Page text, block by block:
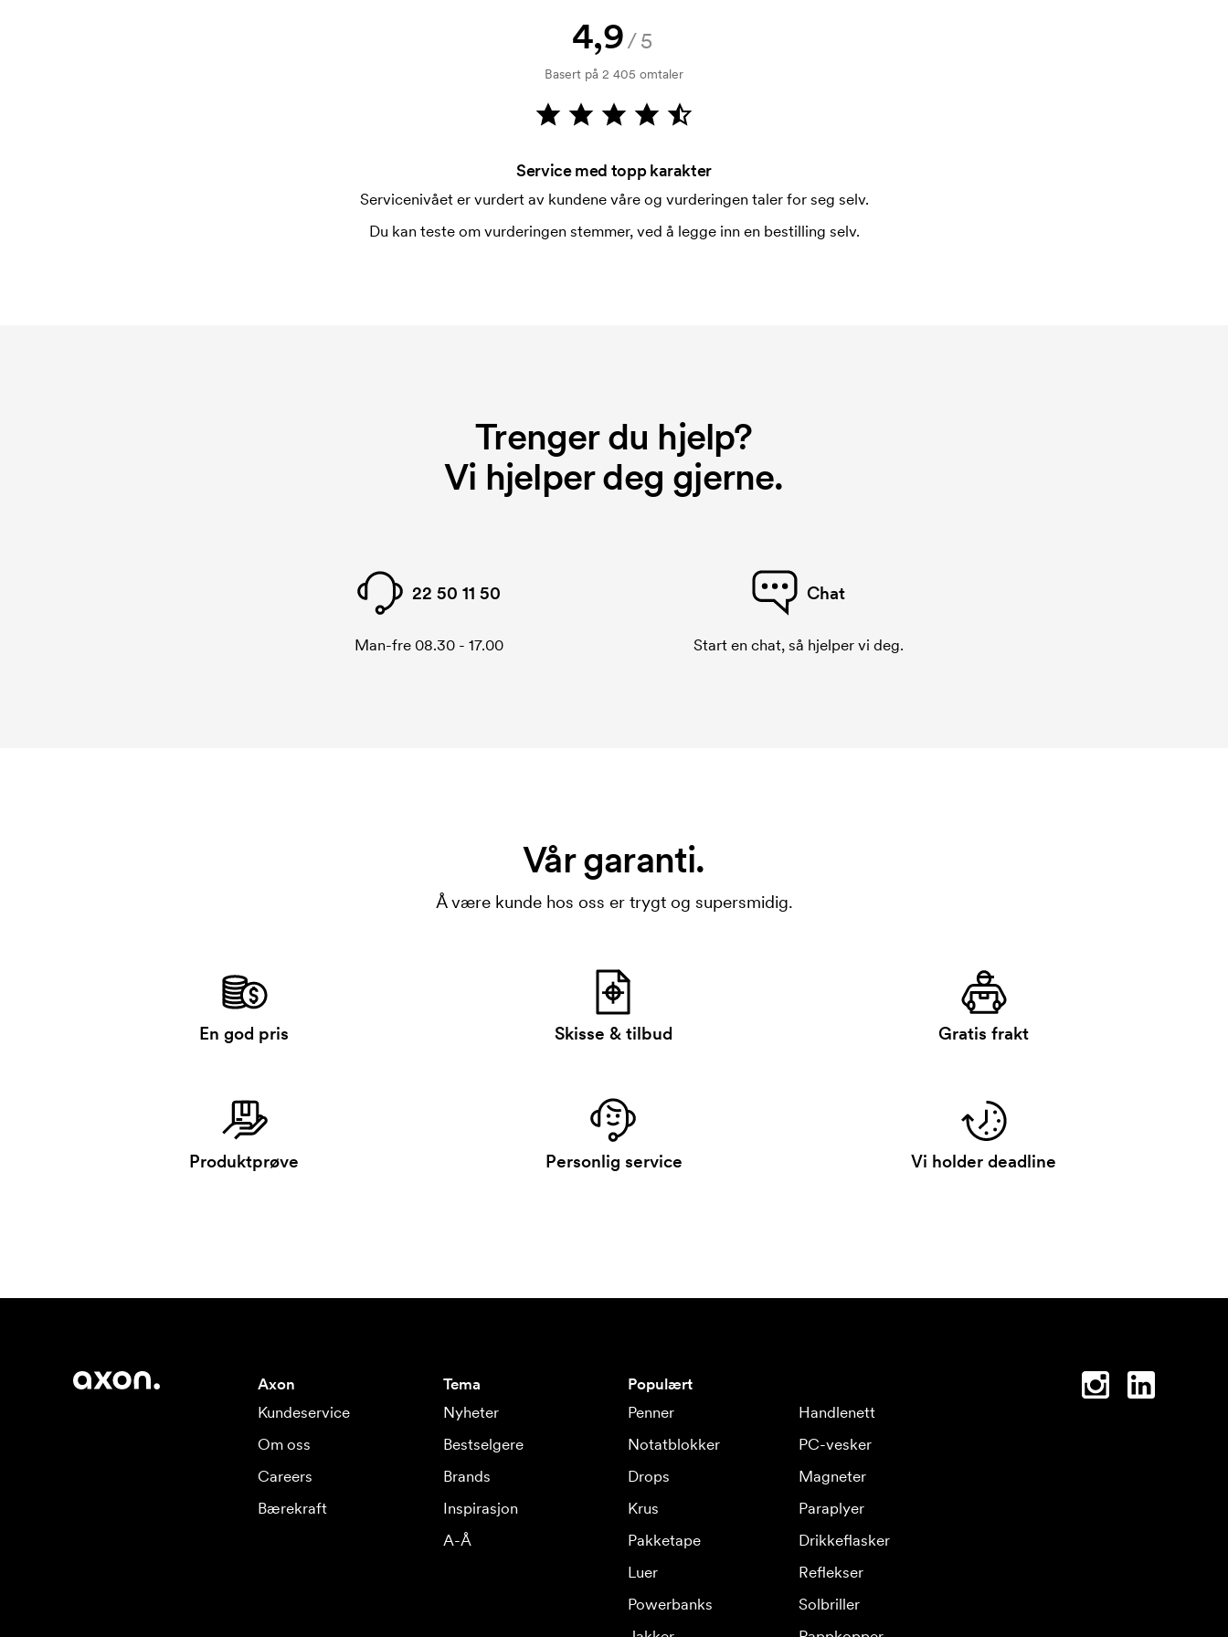
4,9/5
Basert på 2 405 omtaler
Service med topp karakter
Servicenivået er vurdert av kundene våre og vurderingen taler for seg selv.
Du kan teste om vurderingen stemmer, ved å legge inn en bestilling selv.
Trenger du hjelp?
Vi hjelper deg gjerne.
22 50 11 50
Man-fre 08.30 - 17.00
Chat
Start en chat, så hjelper vi deg.
Vår garanti.
Å være kunde hos oss er trygt og supersmidig.
En god pris Skisse & tilbud Gratis frakt
Produktprøve Personlig service Vi holder deadline
Axon
Kundeservice
Om oss
Careers
Bærekraft
Tema
Nyheter
Bestselgere
Brands
Inspirasjon
A-Å
Populært
Penner
Handlenett
Notatblokker
PC-vesker
Drops
Magneter
Krus
Paraplyer
Pakketape
Drikkeflasker
Luer
Reflekser
Powerbanks
Solbriller